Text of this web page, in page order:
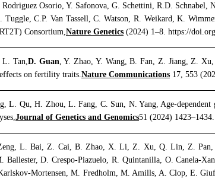
Osorio, Y. Safonova, G. Schettini, R.D. Schnabel,
C.P. Van Tassell, C. Watson, R. Weikard, K.
Consortium, Nature Genetics (2024) 1–8. https://
Tan, D. Guan , Y. Zhao, Y. Wang, B. Fan, Z. Jiang, Z.
on fertility traits. Nature Communications 17, 553
L. Qu, H. Zhou, L. Fang, C. Sun, N. Yang, Age-
Journal of Genetics and Genomics51 (2024)
L. Bai, Z. Cai, B. Zhao, X. Li, Z. Xu, Q. Lin, Z. Pan,
D. Crespo-Piazuelo, R. Quintanilla, O. Canela-
Mortensen, M. Fredholm, M. Amills, A. Clop, E.